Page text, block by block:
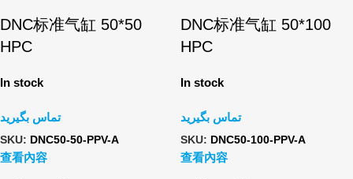
DNC标准气缸 50*50
HPC
In stock
تماس بگیرید
SKU: DNC50-50-PPV-A
查看內容
DNC标准气缸 50*100
HPC
In stock
تماس بگیرید
SKU: DNC50-100-PPV-A
查看內容